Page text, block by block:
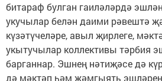
битараф булган гаиләләрдә
укучылар белән даими рәвештә
күзәтүчеләре, авыл җирлеге,
укытучылар коллективы тәрбия
барганнар. Эшнең нәтиҗәсе дә
дә мәктәп һәм җәмгыять